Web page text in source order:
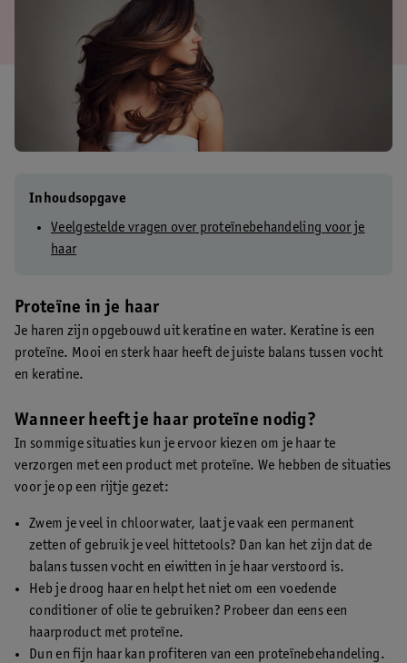
Inhoudsopgave
Veelgestelde vragen over proteïnebehandeling voor je
haar
Proteïne in je haar
Je haren zijn opgebouwd uit keratine en water. Keratine is een
proteïne. Mooi en sterk haar heeft de juiste balans tussen vocht
en keratine.
Wanneer heeft je haar proteïne nodig?
In sommige situaties kun je ervoor kiezen om je haar te
verzorgen met een product met proteïne. We hebben de situaties
voor je op een rijtje gezet:
Zwem je veel in chloorwater, laat je vaak een permanent
zetten of gebruik je veel hittetools? Dan kan het zijn dat de
balans tussen vocht en eiwitten in je haar verstoord is.
Heb je droog haar en helpt het niet om een voedende
conditioner of olie te gebruiken? Probeer dan eens een
haarproduct met proteïne.
Dun en fijn haar kan profiteren van een proteïnebehandeling.